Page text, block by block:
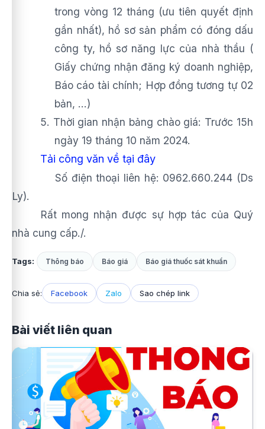
trong vòng 12 tháng (ưu tiên quyết định
gần nhất), hồ sơ sản phẩm có đóng dấu
công ty, hồ sơ năng lực của nhà thầu (
Giấy chứng nhận đăng ký doanh nghiệp,
Báo cáo tài chính; Hợp đồng tương tự02
bản, ...)
5. Thời gian nhận bảng chào giá: Trước 15h
ngày 19 tháng 10 năm 2024.
Tải công văn về tại đây
Số điện thoại liên hệ: 0962.660.244 (Ds
Ly).
Rất mong nhận được sự hợp tác của Quý
nhà cung cấp./.
Tags: Thông báo Báo giá Báo giá thuốc sát khuẩn
Chia sẻ: Facebook Zalo Sao chép link
Bài viết liên quan